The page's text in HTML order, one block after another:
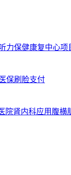
力保健康复中心项
保刷脸支付
院肾内科应用腹